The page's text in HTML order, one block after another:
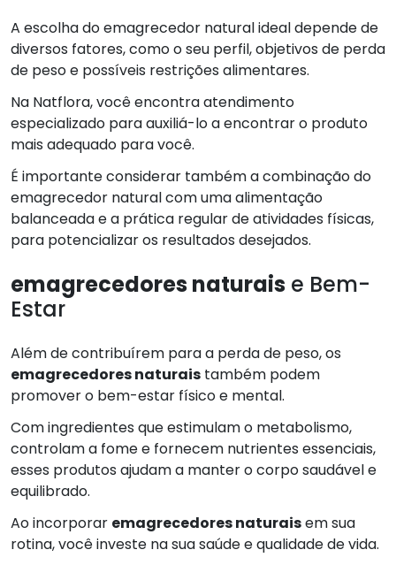
A escolha do emagrecedor natural ideal depende de
diversos fatores, como o seu perfil, objetivos de perda
de peso e possíveis restrições alimentares.
Na Natflora, você encontra atendimento
especializado para auxiliá-lo a encontrar o produto
mais adequado para você.
É importante considerar também a combinação do
emagrecedor natural com uma alimentação
balanceada e a prática regular de atividades físicas,
para potencializar os resultados desejados.
emagrecedores naturais e Bem-
Estar
Além de contribuírem para a perda de peso, os
emagrecedores naturais também podem
promover o bem-estar físico e mental.
Com ingredientes que estimulam o metabolismo,
controlam a fome e fornecem nutrientes essenciais,
esses produtos ajudam a manter o corpo saudável e
equilibrado.
Ao incorporar emagrecedores naturaisem sua
rotina, você investe na sua saúde e qualidade de vida.